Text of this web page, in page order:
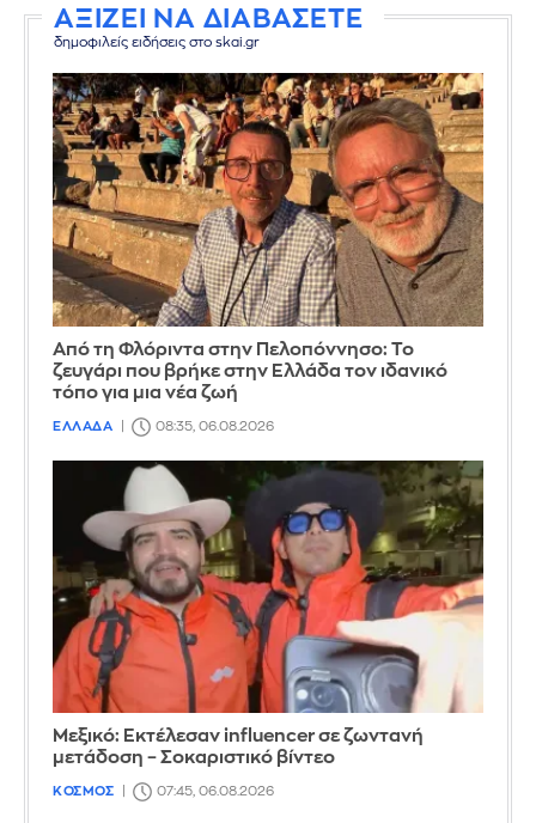
ΑΞΙΖΕΙ ΝΑ ΔΙΑΒΑΣΕΤΕ
δημοφιλείς ειδήσεις στο skai.gr
Από τη Φλόριντα στην Πελοπόννησο: Το
ζευγάρι που βρήκε στην Ελλάδα τον ιδανικό
τόπο για μια νέα ζωή
ΕΛΛΑΔΑ 08:35, 06.08.2026
Μεξικό: Εκτέλεσαν influencer σε ζωντανή
μετάδοση – Σοκαριστικό βίντεο
ΚΟΣΜΟΣ 07:45, 06.08.2026